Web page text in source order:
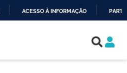
ACESSO À INFORMAÇÃO